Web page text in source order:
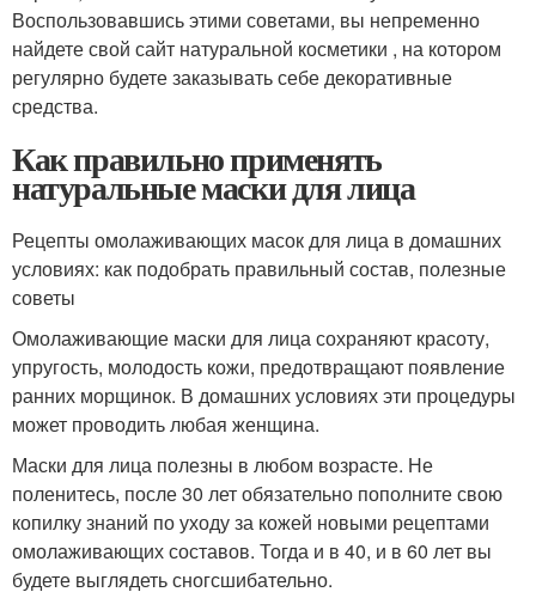
Воспользовавшись этими советами, вы непременно
найдете свой сайт натуральной косметики , на котором
регулярно будете заказывать себе декоративные
средства.
Как правильно применять
натуральные маски для лица
Рецепты омолаживающих масок для лица в домашних
условиях: как подобрать правильный состав, полезные
советы
Омолаживающие маски для лица сохраняют красоту,
упругость, молодость кожи, предотвращают появление
ранних морщинок. В домашних условиях эти процедуры
может проводить любая женщина.
Маски для лица полезны в любом возрасте. Не
поленитесь, после 30 лет обязательно пополните свою
копилку знаний по уходу за кожей новыми рецептами
омолаживающих составов. Тогда и в 40, и в 60 лет вы
будете выглядеть сногсшибательно.